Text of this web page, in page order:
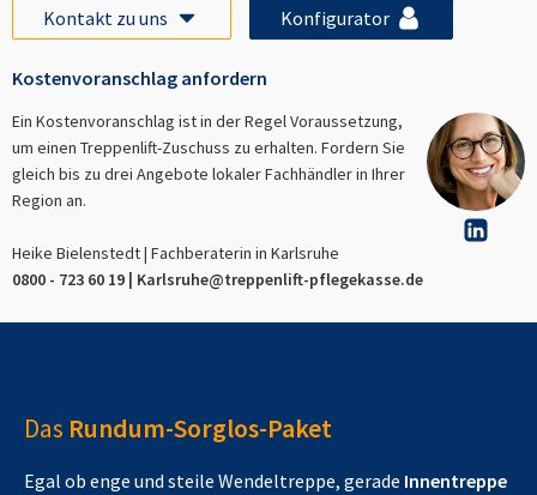
Kontakt zu uns Konfigurator
Kostenvoranschlag anfordern
Ein Kostenvoranschlag ist in der Regel Voraussetzung,
um einen Treppenlift-Zuschuss zu erhalten. Fordern Sie
gleich bis zu drei Angebote lokaler Fachhändler in Ihrer
Region an.
Heike Bielenstedt | Fachberaterin in Karlsruhe
0800 - 723 60 19 | Karlsruhe@treppenlift-pflegekasse.de
Das Rundum-Sorglos-Paket
Egal ob enge und steile Wendeltreppe, gerade Innentreppe